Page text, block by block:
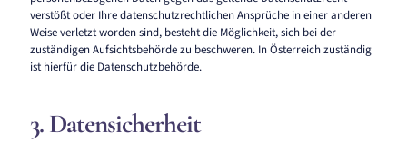
verstößt oder Ihre datenschutzrechtlichen Ansprüche in einer anderen
Weise verletzt worden sind, besteht die Möglichkeit, sich bei der
zuständigen Aufsichtsbehörde zu beschweren. In Österreich zuständig
ist hierfür die Datenschutzbehörde.
3. Datensicherheit